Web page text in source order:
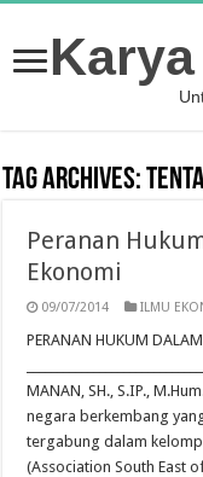
Tag Archives:
Peranan
Ekonomi
09/07/2014 ILMU
PERANAN HUKUM
MANAN, SH., S.IP.,
negara berkembang
tergabung dalam
(Association South East